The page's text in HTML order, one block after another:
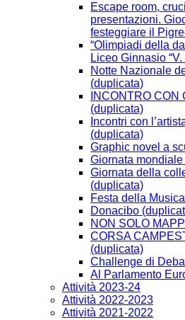
Escape room,
presentazioni.
festeggiare il
“Olimpiadi della
Liceo Ginnasio
Notte Nazionale
(duplicata)
INCONTRO
(duplicata)
Incontri con
(duplicata)
Graphic novel a
Giornata
Giornata della
(duplicata)
Festa della
Donacibo
NON SOLO
CORSA
(duplicata)
Challenge di
Al Parlamento
Attività 2023-24
Attività 2022-2023
Attività 2021-2022